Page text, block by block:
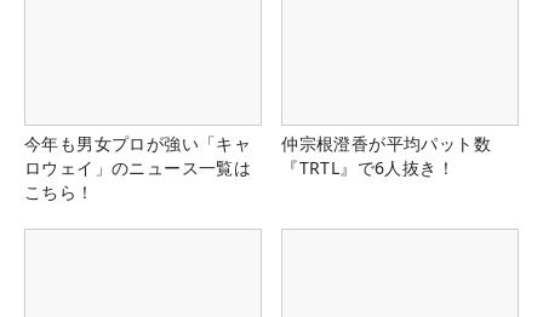
今年も男女プロが強い「キャ
ロウェイ」のニュース一覧は
こちら！
仲宗根澄香が平均パット数
『TRTL』で6人抜き！